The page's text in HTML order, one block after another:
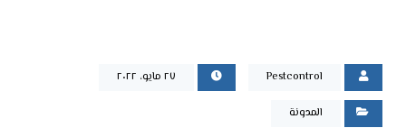
Pestcontrol ٢٧ مايو، ٢٠٢٢
المدونة